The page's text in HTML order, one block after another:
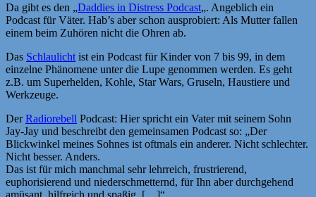
Da gibt es den „Daddies in Distress Podcast„. Angeblich ein
Podcast für Väter. Hab’s aber schon ausprobiert: Als Mutter fallen
einem beim Zuhören nicht die Ohren ab.
Das Schlaulicht ist ein Podcast für Kinder von 7 bis 99, in dem
einzelne Phänomene unter die Lupe genommen werden. Es geht
z.B. um Superhelden, Kohle, Star Wars, Gruseln, Haustiere und
Werkzeuge.
DerRadiorebell Podcast: Hier spricht ein Vater mit seinem Sohn
Jay-Jay und beschreibt den gemeinsamen Podcast so: „Der
Blickwinkel meines Sohnes ist oftmals ein anderer. Nicht schlechter.
Nicht besser. Anders.
Das ist für mich manchmal sehr lehrreich, frustrierend,
euphorisierend und niederschmetternd, für Ihn aber durchgehend
amüsant, hilfreich und spaßig. […]“